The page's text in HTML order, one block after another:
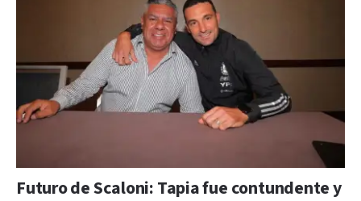
Futuro de Scaloni: Tapia fue contundente y